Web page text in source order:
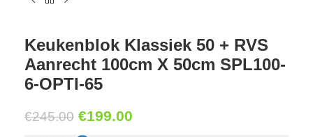
Keukenblok Klassiek 50 + RVS
Aanrecht 100cm X 50cm SPL100-
6-OPTI-65
€245.00 €199.00